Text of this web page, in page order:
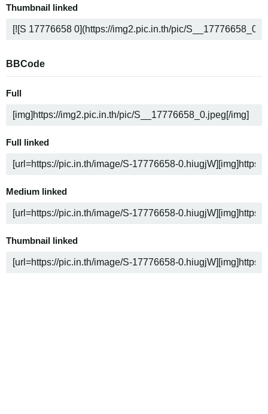
Thumbnail linked
BBCode
Full
Full linked
Medium linked
Thumbnail linked